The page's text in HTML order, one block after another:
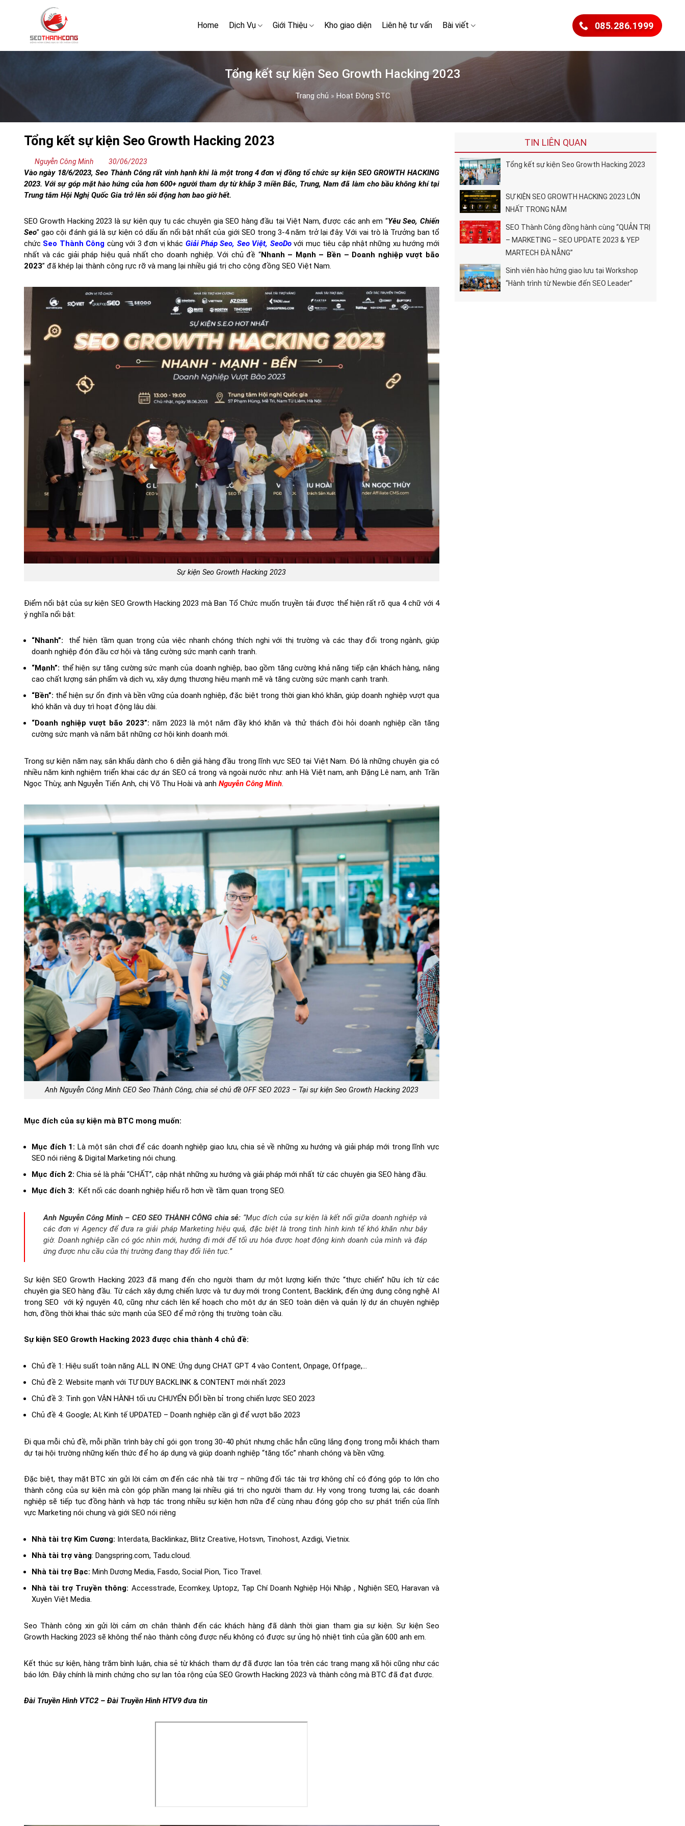
Home Dịch Vụ Giới Thiệu Kho giao diện Liên hệ tư vấn Bài viết 085.286.1999
Tổng kết sự kiện Seo Growth Hacking 2023
Trang chủ » Hoạt Động STC
Tổng kết sự kiện Seo Growth Hacking 2023
Nguyễn Công Minh 30/06/2023
Vào ngày 18/6/2023, Seo Thành Công rất vinh hạnh khi là một trong 4 đơn vị đồng tổ chức sự kiện SEO GROWTH HACKING
2023. Với sự góp mặt hào hứng của hơn 600+ người tham dự từ khắp 3 miền Bắc, Trung, Nam đã làm cho bầu không khí tại
Trung tâm Hội Nghị Quốc Gia trở lên sôi động hơn bao giờ hết.
SEO Growth Hacking 2023 là sự kiện quy tụ các chuyên gia SEO hàng đầu tại Việt Nam, được các anh em “Yêu Seo, Chiến
Seo” gạo cội đánh giá là sự kiện có dấu ấn nổi bật nhất của giới SEO trong 3-4 năm trở lại đây. Với vai trò là Trưởng ban tổ
chức Seo Thành Công cùng với 3 đơn vị khác Giải Pháp Seo, Seo Việt, SeoDovới mục tiêu cập nhật những xu hướng mới
nhất và các giải pháp hiệu quả nhất cho doanh nghiệp. Với chủ đề “Nhanh – Mạnh – Bền – Doanh nghiệp vượt bão
2023” đã khép lại thành công rực rỡ và mang lại nhiều giá trị cho cộng đồng SEO Việt Nam.
Sự kiện Seo Growth Hacking 2023
Điểm nổi bật của sự kiện SEO Growth Hacking 2023 mà Ban Tổ Chức muốn truyền tải được thể hiện rất rõ qua 4 chữ với 4
ý nghĩa nổi bật:
“Nhanh”: thể hiện tầm quan trọng của việc nhanh chóng thích nghi với thị trường và các thay đổi trong ngành, giúp
doanh nghiệp đón đầu cơ hội và tăng cường sức mạnh cạnh tranh.
“Mạnh”: thể hiện sự tăng cường sức mạnh của doanh nghiệp, bao gồm tăng cường khả năng tiếp cận khách hàng, nâng
cao chất lượng sản phẩm và dịch vụ, xây dựng thương hiệu mạnh mẽ và tăng cường sức mạnh cạnh tranh.
“Bền”: thể hiện sự ổn định và bền vững của doanh nghiệp, đặc biệt trong thời gian khó khăn, giúp doanh nghiệp vượt qua
khó khăn và duy trì hoạt động lâu dài.
“Doanh nghiệp vượt bão 2023”: năm 2023 là một năm đầy khó khăn và thử thách đòi hỏi doanh nghiệp cần tăng
cường sức mạnh và nắm bắt những cơ hội kinh doanh mới.
Trong sự kiện năm nay, sân khấu dành cho 6 diễn giả hàng đầu trong lĩnh vực SEO tại Việt Nam. Đó là những chuyên gia có
nhiều năm kinh nghiệm triển khai các dự án SEO cả trong và ngoài nước như: anh Hà Việt nam, anh Đặng Lê nam, anh Trần
Ngọc Thùy, anh Nguyễn Tiến Anh, chị Võ Thu Hoài và anh Nguyễn Công Minh.
Anh Nguyễn Công Minh CEO Seo Thành Công, chia sẻ chủ đề OFF SEO 2023 – Tại sự kiện Seo Growth Hacking 2023
Mục đích của sự kiện mà BTC mong muốn:
Mục đích 1: Là một sân chơi để các doanh nghiệp giao lưu, chia sẻ về những xu hướng và giải pháp mới trong lĩnh vực
SEO nói riêng & Digital Marketing nói chung.
Mục đích 2: Chia sẻ là phải “CHẤT”, cập nhật những xu hướng và giải pháp mới nhất từ các chuyên gia SEO hàng đầu.
Mục đích 3: Kết nối các doanh nghiệp hiểu rõ hơn về tầm quan trọng SEO.
Anh Nguyễn Công Minh – CEO SEO THÀNH CÔNG chia sẻ: “Mục đích của sự kiện là kết nối giữa doanh nghiệp và
các đơn vị Agency để đưa ra giải pháp Marketing hiệu quả, đặc biệt là trong tình hình kinh tế khó khăn như bây
giờ. Doanh nghiệp cần có góc nhìn mới, hướng đi mới để tối ưu hóa được hoạt động kinh doanh của mình và đáp
ứng được nhu cầu của thị trường đang thay đổi liên tục.”
Sự kiện SEO Growth Hacking 2023 đã mang đến cho người tham dự một lượng kiến thức “thực chiến” hữu ích từ các
chuyên gia SEO hàng đầu. Từ cách xây dựng chiến lược và tư duy mới trong Content, Backlink, đến ứng dụng công nghệ AI
trong SEO với kỷ nguyên 4.0, cũng như cách lên kế hoạch cho một dự án SEO toàn diện và quản lý dự án chuyên nghiệp
hơn, đồng thời khai thác sức mạnh của SEO để mở rộng thị trường toàn cầu.
Sự kiện SEO Growth Hacking 2023 được chia thành 4 chủ đề:
Chủ đề 1: Hiệu suất toàn năng ALL IN ONE: Ứng dụng CHAT GPT 4 vào Content, Onpage, Offpage,…
Chủ đề 2: Website mạnh với TƯ DUY BACKLINK & CONTENT mới nhất 2023
Chủ đề 3: Tinh gọn VẬN HÀNH tối ưu CHUYỂN ĐỔI bền bỉ trong chiến lược SEO 2023
Chủ đề 4: Google; AI; Kinh tế UPDATED – Doanh nghiệp cần gì để vượt bão 2023
Đi qua mỗi chủ đề, mỗi phần trình bày chỉ gói gọn trong 30-40 phút nhưng chắc hẳn cũng lắng đọng trong mỗi khách tham
dự tại hội trường những kiến thức để họ áp dụng và giúp doanh nghiệp “tăng tốc” nhanh chóng và bền vững.
Đặc biệt, thay mặt BTC xin gửi lời cảm ơn đến các nhà tài trợ – những đối tác tài trợ không chỉ có đóng góp to lớn cho
thành công của sự kiện mà còn góp phần mang lại nhiều giá trị cho người tham dự. Hy vọng trong tương lai, các doanh
nghiệp sẽ tiếp tục đồng hành và hợp tác trong nhiều sự kiện hơn nữa để cùng nhau đóng góp cho sự phát triển của lĩnh
vực Marketing nói chung và giới SEO nói riêng
Nhà tài trợ Kim Cương: Interdata, Backlinkaz, Blitz Creative, Hotsvn, Tinohost, Azdigi, Vietnix.
Nhà tài trợ vàng: Dangspring.com, Tadu.cloud.
Nhà tài trợ Bạc: Minh Dương Media, Fasdo, Social Pion, Tico Travel.
Nhà tài trợ Truyền thông: Accesstrade, Ecomkey, Uptopz, Tạp Chí Doanh Nghiệp Hội Nhập , Nghiện SEO, Haravan và
Xuyên Việt Media.
Seo Thành công xin gửi lời cảm ơn chân thành đến các khách hàng đã dành thời gian tham gia sự kiện. Sự kiện Seo
Growth Hacking 2023 sẽ không thể nào thành công được nếu không có được sự ủng hộ nhiệt tình của gần 600 anh em.
Kết thúc sự kiện, hàng trăm bình luận, chia sẻ từ khách tham dự đã được lan tỏa trên các trang mạng xã hội cũng như các
báo lớn. Đây chính là minh chứng cho sự lan tỏa rộng của SEO Growth Hacking 2023 và thành công mà BTC đã đạt được.
Đài Truyền Hình VTC2 – Đài Truyền Hình HTV9 đưa tin
TIN LIÊN QUAN
Tổng kết sự kiện Seo Growth Hacking 2023
SỰ KIỆN SEO GROWTH HACKING 2023 LỚN
NHẤT TRONG NĂM
SEO Thành Công đồng hành cùng “QUẢN TRỊ
– MARKETING – SEO UPDATE 2023 & YEP
MARTECH ĐÀ NẴNG”
Sinh viên hào hứng giao lưu tại Workshop
“Hành trình từ Newbie đến SEO Leader”